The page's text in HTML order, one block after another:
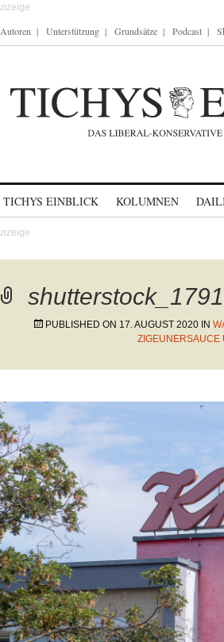
Autoren Unterstützung Grundsätze Podcast
TICHYS EINBLICK KOLUMNEN
PUBLISHED ON 17. AUGUST 2020 IN
ZIGEUNERSAUCE